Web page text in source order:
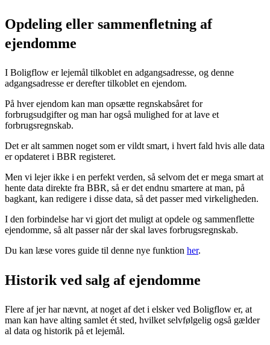
Opdeling eller sammenfletning af
ejendomme
I Boligflow er lejemål tilkoblet en adgangsadresse, og denne
adgangsadresse er derefter tilkoblet en ejendom.
På hver ejendom kan man opsætte regnskabsåret for
forbrugsudgifter og man har også mulighed for at lave et
forbrugsregnskab.
Det er alt sammen noget som er vildt smart, i hvert fald hvis alle data
er opdateret i BBR registeret.
Men vi lejer ikke i en perfekt verden, så selvom det er mega smart at
hente data direkte fra BBR, så er det endnu smartere at man, på
bagkant, kan redigere i disse data, så det passer med virkeligheden.
I den forbindelse har vi gjort det muligt at opdele og sammenflette
ejendomme, så alt passer når der skal laves forbrugsregnskab.
Du kan læse vores guide til denne nye funktion her.
Historik ved salg af ejendomme
Flere af jer har nævnt, at noget af det i elsker ved Boligflow er, at
man kan have alting samlet ét sted, hvilket selvfølgelig også gælder
al data og historik på et lejemål.